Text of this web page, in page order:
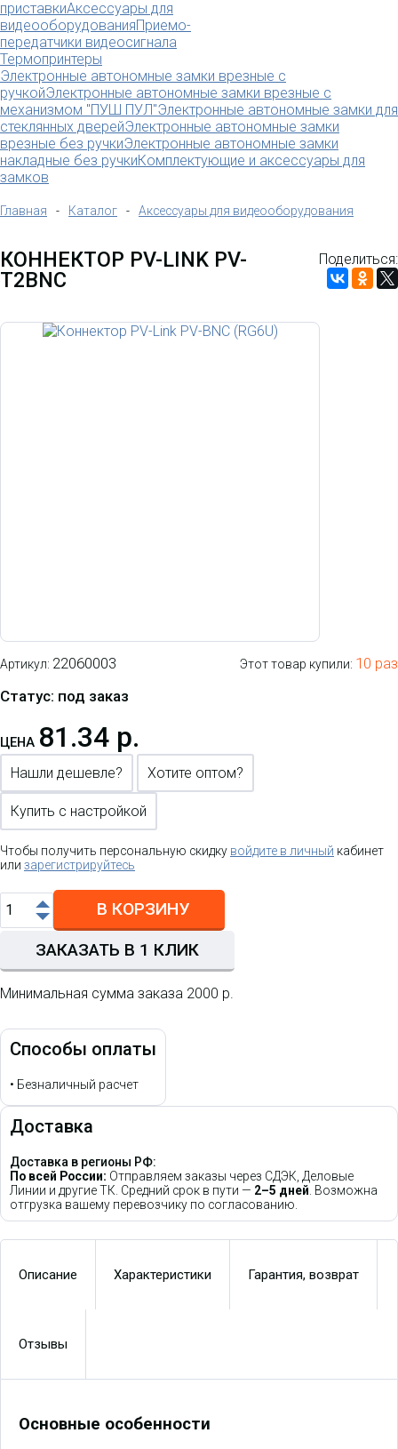
приставкиАксессуары для
видеооборудованияПриемо-
передатчики видеосигнала
Термопринтеры
Электронные автономные замки врезные с
ручкойЭлектронные автономные замки врезные с
механизмом "ПУШ ПУЛ"Электронные автономные замки для
стеклянных дверейЭлектронные автономные замки
врезные без ручкиЭлектронные автономные замки
накладные без ручкиКомплектующие и аксессуары для
замков
Главная - Каталог - Аксессуары для видеооборудования
КОННЕКТОР PV-LINK PV-
T2BNC
Поделиться:
Артикул: 22060003
Статус: под заказ
Этот товар купили: 10 раз
ЦЕНА 81.34 р.
Нашли дешевле? Хотите оптом?
Купить с настройкой
Чтобы получить персональную скидку войдите в личный кабинет
или зарегистрируйтесь
В КОРЗИНУ
ЗАКАЗАТЬ В 1 КЛИК
Минимальная сумма заказа 2000 р.
Способы оплаты
• Безналичный расчет
Доставка
Доставка в регионы РФ:
По всей России: Отправляем заказы через СДЭК, Деловые
Линии и другие ТК. Средний срок в пути — 2–5 дней. Возможна
отгрузка вашему перевозчику по согласованию.
Описание Характеристики Гарантия, возврат
Отзывы
Основные особенности